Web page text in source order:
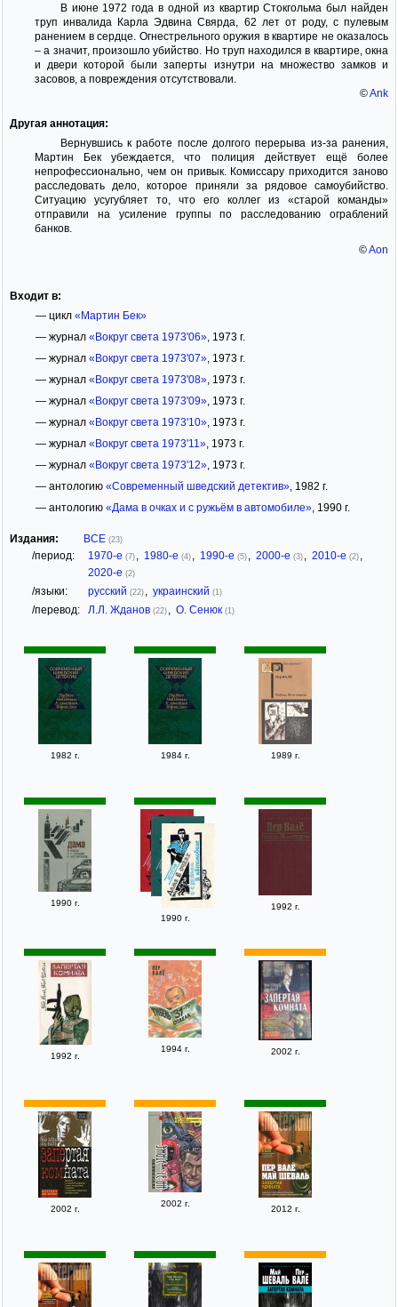
В июне 1972 года в одной из квартир Стокгольма был найден
труп инвалида Карла Эдвина Свярда, 62 лет от роду, с пулевым
ранением в сердце. Огнестрельного оружия в квартире не оказалось
– а значит, произошло убийство. Но труп находился в квартире, окна
и двери которой были заперты изнутри на множество замков и
засовов, а повреждения отсутствовали.
©Ank
Другая аннотация:
Вернувшись к работе после долгого перерыва из-за ранения,
Мартин Бек убеждается, что полиция действует ещё более
непрофессионально, чем он привык. Комиссару приходится заново
расследовать дело, которое приняли за рядовое самоубийство.
Ситуацию усугубляет то, что его коллег из «старой команды»
отправили на усиление группы по расследованию ограблений
банков.
©Aon
Входит в:
— цикл «Мартин Бек»
— журнал «Вокруг света 1973'06», 1973 г.
— журнал «Вокруг света 1973'07», 1973 г.
— журнал «Вокруг света 1973'08», 1973 г.
— журнал «Вокруг света 1973'09», 1973 г.
— журнал «Вокруг света 1973'10», 1973 г.
— журнал «Вокруг света 1973'11», 1973 г.
— журнал «Вокруг света 1973'12», 1973 г.
— антологию «Современный шведский детектив», 1982 г.
— антологию «Дама в очках и с ружьём в автомобиле», 1990 г.
Издания: ВСЕ (23)
/период: 1970-е (7) 1980-е (4) 1990-е (5) 2000-е (3) 2010-е (2)
2020-е (2)
/языки: русский (22) украинский (1)
/перевод: Л.Л. Жданов (22) О. Сенюк (1)
1982 г. 1984 г. 1989 г.
1990 г.
1990 г.
1992 г.
1992 г.
1994 г. 2002 г.
2002 г.
2002 г.
2012 г.